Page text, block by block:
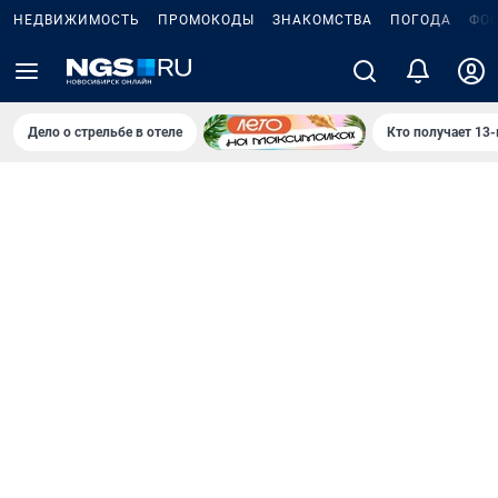
НЕДВИЖИМОСТЬ ПРОМОКОДЫ ЗНАКОМСТВА ПОГОДА
Дело о стрельбе в отеле Кто получает